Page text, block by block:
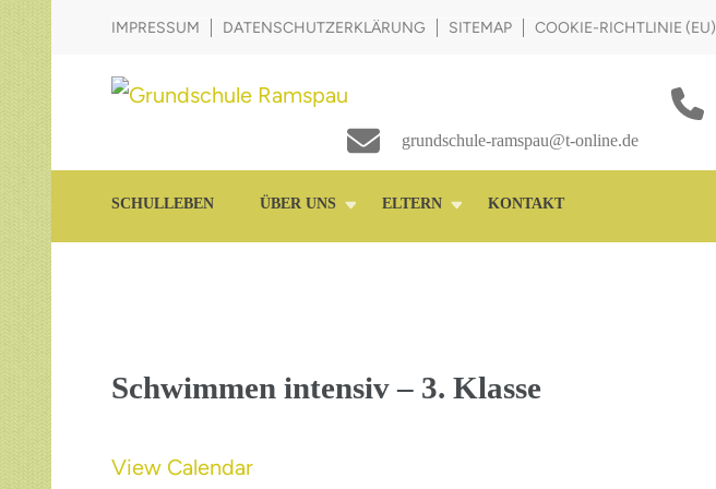
IMPRESSUM DATENSCHUTZERKLÄRUNG SITEMAP COOKIE-RICHTLINIE (EU)
Grundschule Ramspaugrundschule-ramspau@t-online.de
SCHULLEBEN ÜBER UNS ELTERN KONTAKT
Schwimmen intensiv – 3. Klasse
View Calendar